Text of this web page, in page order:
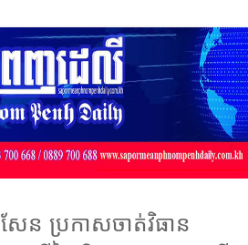
ែន ប្រកាសចាត់វិធាន